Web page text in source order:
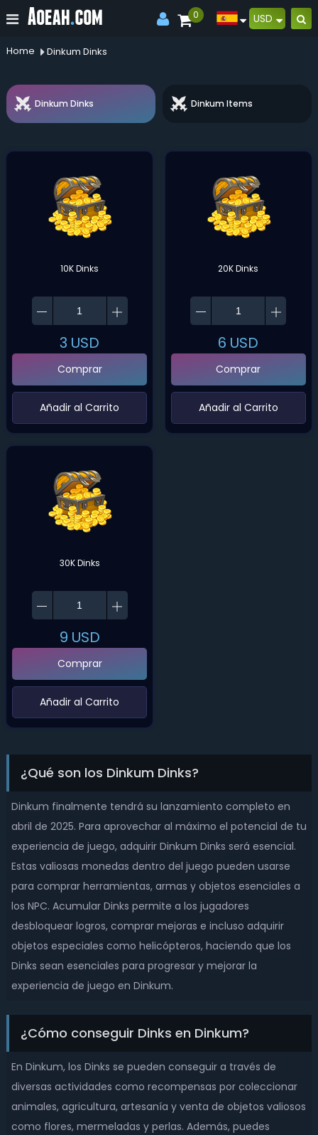
0 USD
Home Dinkum Dinks
Dinkum Dinks Dinkum Items
10K Dinks
3 USD
Comprar
‌Añadir al Carrito‌
20K Dinks
6 USD
Comprar
‌Añadir al Carrito‌
30K Dinks
9 USD
Comprar
‌Añadir al Carrito‌
¿Qué son los Dinkum Dinks?
Dinkum finalmente tendrá su lanzamiento completo en
abril de 2025. Para aprovechar al máximo el potencial de tu
experiencia de juego, adquirir Dinkum Dinks será esencial.
Estas valiosas monedas dentro del juego pueden usarse
para comprar herramientas, armas y objetos esenciales a
los NPC. Acumular Dinks permite a los jugadores
desbloquear logros, comprar mejoras e incluso adquirir
objetos especiales como helicópteros, haciendo que los
Dinks sean esenciales para progresar y mejorar la
experiencia de juego en Dinkum.
¿Cómo conseguir Dinks en Dinkum?
En Dinkum, los Dinks se pueden conseguir a través de
diversas actividades como recompensas por coleccionar
animales, agricultura, artesanía y venta de objetos valiosos
como flores, mermeladas y perlas. Además, puedes